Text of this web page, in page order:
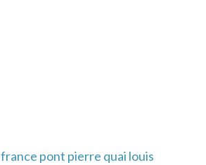
pont pierre quai louis